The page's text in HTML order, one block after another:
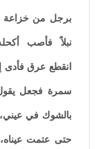
برجل من خزاعة
نبلاً فأصب
انقطع عرق فأدى
سمرة فجعل
بالشوك في
حتى عتمت